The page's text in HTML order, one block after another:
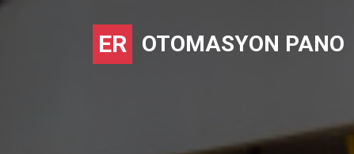
ER OTOMASYON PANO